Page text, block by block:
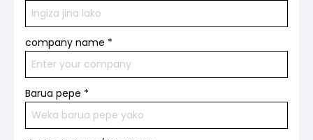
company name *
Barua pepe *